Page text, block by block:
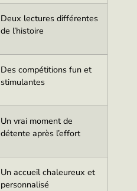
Deux lectures différentes
de l’histoire
Des compétitions fun et
stimulantes
Un vrai moment de
détente après l’effort
Un accueil chaleureux et
personnalisé